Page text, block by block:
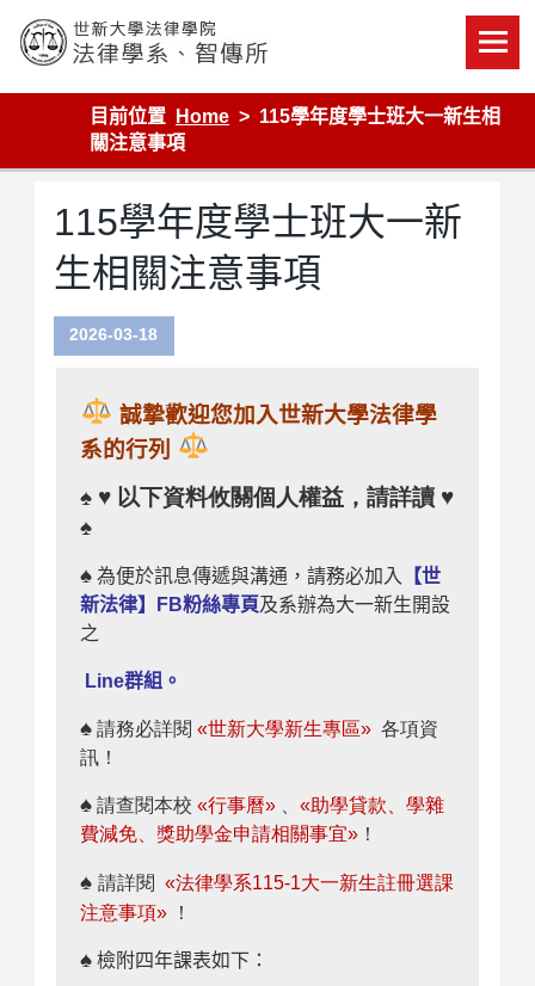
content
世新大學法律學院-法律學系-智慧財產暨科技法律研究所
目前位置
Home
115學年度學士班大一新生相
關注意事項
115學年度學士班大一新
生相關注意事項
2026-03-18
誠摯歡迎您加入世新大學法律學
系的行列
♠ ♥ 以下資料攸關個人權益，請詳讀 ♥
♠
♠ 為便於訊息傳遞與溝通，請務必加入
【世
新法律】FB粉絲專頁 及系辦為大一新生開設
之
Line群組。
♠ 請務必詳閱«世新大學新生專區» 各項資
訊！
♠ 請查閱本校«行事曆» 、«助學貸款、學雜
費減免、獎助學金申請相關事宜» ！
♠請詳閱«法律學系115-1大一新生註冊選課
注意事項» ！
♠ 檢附四年課表如下：